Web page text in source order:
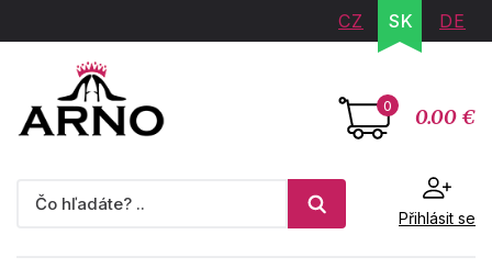
CZ SK DE
0 0.00 €
Přihlásit se